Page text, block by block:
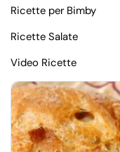
Ricette per Bimby
Ricette Salate
Video Ricette